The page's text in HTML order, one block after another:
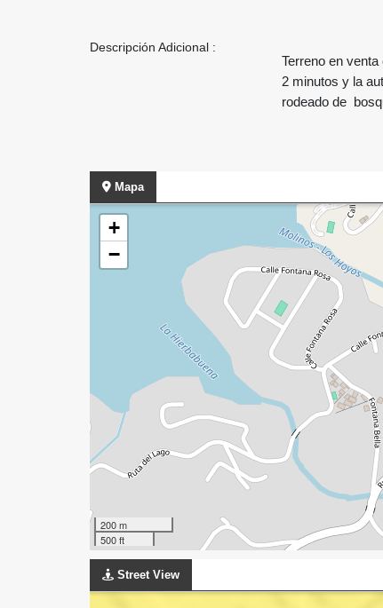
Descripción Adicional :
Terreno en
2 minutos y la
rodeado de
Mapa
+
−
200 m
500 ft
Street View